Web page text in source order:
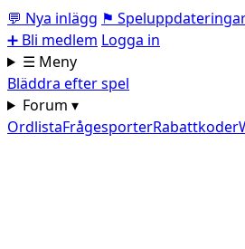
💬 Nya inlägg ⚑
➕ Bli medlem Logga in
☰ Meny
Bläddra efter spel
Forum ▾
OrdlistaFrågesporterRabattkoder